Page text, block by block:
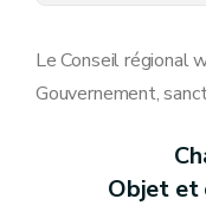
Section 3
Art. 17
Section 4
Section 5 bis
Le Conseil régional
Gouvernement,
Objet et